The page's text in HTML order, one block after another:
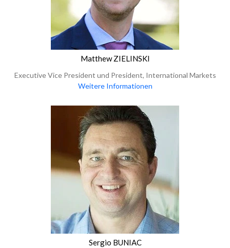
Matthew ZIELINSKI
Executive Vice President und President, International Markets
Weitere Informationen
Sergio BUNIAC